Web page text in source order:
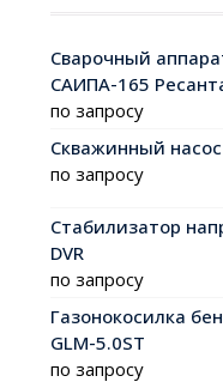
Сварочный
САИПА-165
по запросу
Скважинный
по запросу
Стабилизатор
DVR
по запросу
Газонокосилка
GLM-5.0ST
по запросу